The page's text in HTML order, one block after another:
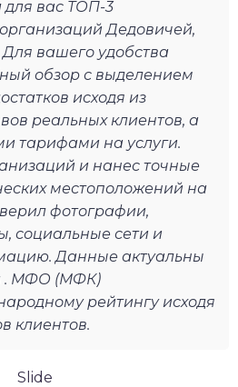
вас ТОП-3
Дедовичей,
Для вашего удобства
обзор с выделением
исходя из
реальных клиентов, а
тарифами на услуги.
и нанес точные
местоположений на
фотографии,
социальные сети и
Данные актуальны
. МФО (МФК)
рейтингу исходя
клиентов.
Slide